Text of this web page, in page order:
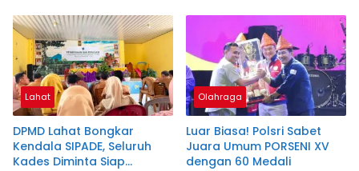
Lahat
DPMD Lahat Bongkar
Kendala SIPADE, Seluruh
Kades Diminta Siap
Olahraga
Luar Biasa! Polsri Sabet
Juara Umum PORSENI XV
dengan 60 Medali